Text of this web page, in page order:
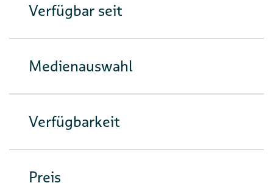
Verfügbar seit
Medienauswahl
Verfügbarkeit
Preis